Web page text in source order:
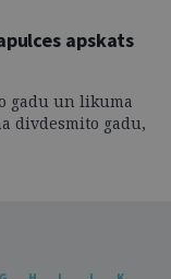
apskats
gadu un likuma
divdesmito gadu,